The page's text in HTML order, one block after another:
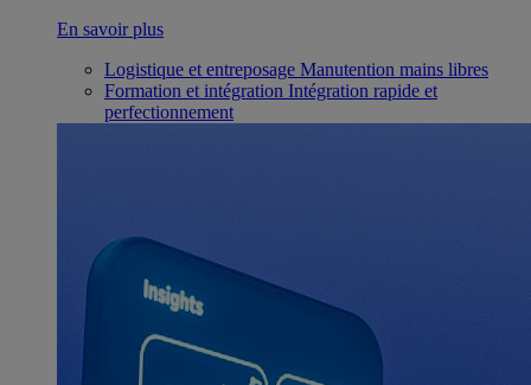
En savoir plus
Logistique et entreposage Manutention mains libres
Formation et intégration Intégration rapide et
perfectionnement